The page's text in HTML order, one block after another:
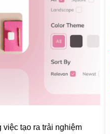
tạo ra trải nghiệm